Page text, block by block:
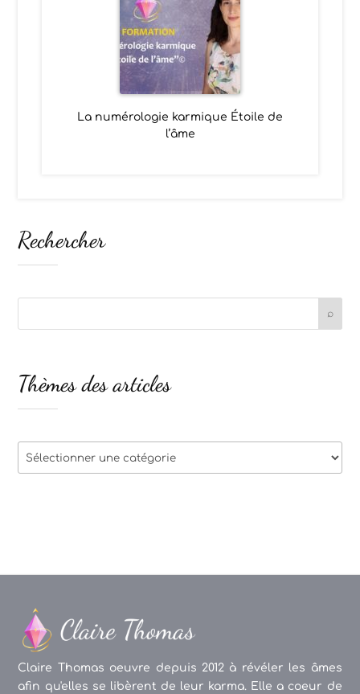
La numérologie karmique Étoile de
l’âme
Rechercher
Thèmes des articles
Thèmes
des
Claire Thomas oeuvre depuis 2012 à révéler les âmes
afin qu'elles se libèrent de leur karma. Elle a coeur de